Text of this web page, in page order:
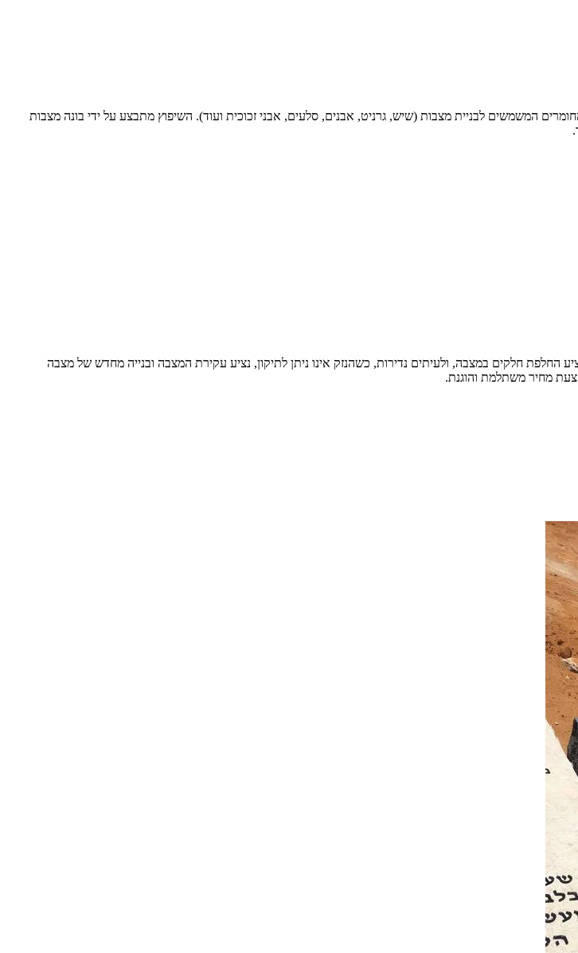
המשמשים לבניית מצבות (שיש, גרניט, אבנים, סלעים, אבני זכוכית ועוד). השיפוץ מתבצע על ידי בונה מצבות
חלקים במצבה, ולעיתים נדירות, כשהנזק אינו ניתן לתיקון, נציע עקירת המצבה ובנייה מחדש של מצבה
מחיר משתלמת והוגנת.